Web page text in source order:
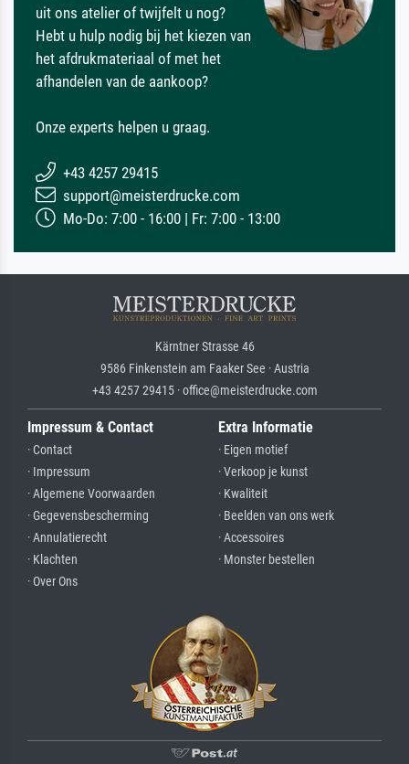
uit ons atelier of twijfelt u nog?
Hebt u hulp nodig bij het kiezen van
het afdrukmateriaal of met het
afhandelen van de aankoop?
Onze experts helpen u graag.
+43 4257 29415
support@meisterdrucke.com
Mo-Do: 7:00 - 16:00 | Fr: 7:00 - 13:00
Kärntner Strasse 46
9586 Finkenstein am Faaker See · Austria
+43 4257 29415 · office@meisterdrucke.com
Impressum & Contact
· Contact
· Impressum
· Algemene Voorwaarden
· Gegevensbescherming
· Annulatierecht
· Klachten
· Over Ons
Extra Informatie
· Eigen motief
· Verkoop je kunst
· Kwaliteit
· Beelden van ons werk
· Accessoires
· Monster bestellen